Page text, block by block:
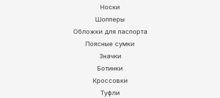
Носки
Шопперы
Обложки для паспорта
Поясные сумки
Значки
Ботинки
Кроссовки
Туфли